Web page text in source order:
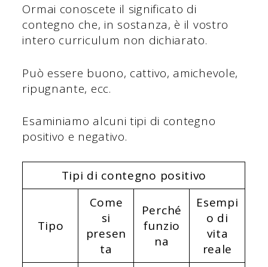
Ormai conoscete il significato di
contegno che, in sostanza, è il vostro
intero curriculum non dichiarato.
Può essere buono, cattivo, amichevole,
ripugnante, ecc.
Esaminiamo alcuni tipi di contegno
positivo e negativo.
Tipi di contegno positivo
Tipo
Come
si
presen
ta
Perché
funzio
na
Esempi
o di
vita
reale